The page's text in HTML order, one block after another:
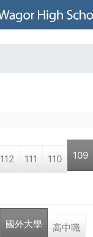
Jump to navigation
112 111 110 109
國外大學 高中職